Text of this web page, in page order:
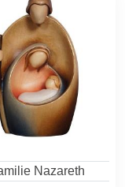
Nazareth